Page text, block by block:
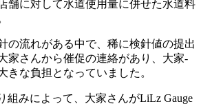
舗に対して水道使用量に併せた水道料
の流れがある中で、稀に検針値の提出
家さんから催促の連絡があり、大家-
きな負担となっていました。
組みによって、大家さんがLiLz Gauge